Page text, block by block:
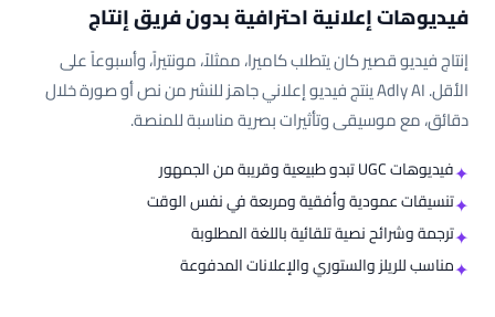
فيديوهات إعلانية احترافية بدون فريق إنتاج
إنتاج فيديو قصير كان يتطلب كاميرا، ممثلاً، مونتيراً، وأسبوعاً على
الأقل. Adly AI ينتج فيديو إعلاني جاهز للنشر من نص أو صورة خلال
دقائق، مع موسيقى وتأثيرات بصرية مناسبة للمنصة.
✦فيديوهات UGC تبدو طبيعية وقريبة من الجمهور
✦تنسيقات عمودية وأفقية ومربعة في نفس الوقت
✦ترجمة وشرائح نصية تلقائية باللغة المطلوبة
✦مناسب للريلز والستوري والإعلانات المدفوعة